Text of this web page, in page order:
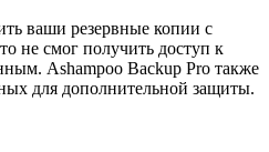
ваши резервные копии с
не смог получить доступ к
Ashampoo Backup Pro также
для дополнительной защиты.